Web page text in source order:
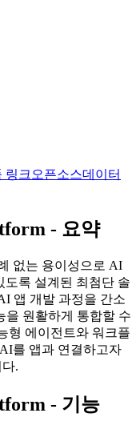
링크 오픈소스데이터
- 요약
없는 용이성으로 AI
도록 설계된 최첨단 솔
앱 개발 과정을 간소
을 원활하게 통합할 수
형 에이전트와 워크플
를 앱과 연결하고자
.
- 기능